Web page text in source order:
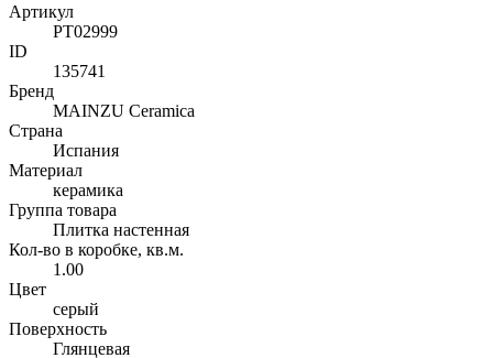
Артикул
PT02999
ID
135741
Бренд
MAINZU Ceramica
Страна
Испания
Материал
керамика
Группа товара
Плитка настенная
Кол-во в коробке, кв.м.
1.00
Цвет
серый
Поверхность
Глянцевая